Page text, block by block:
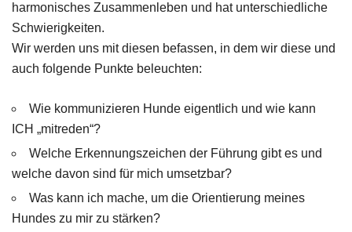
harmonisches Zusammenleben und hat unterschiedliche
Schwierigkeiten.
Wir werden uns mit diesen befassen, in dem wir diese und
auch folgende Punkte beleuchten:
Wie kommunizieren Hunde eigentlich und wie kann
ICH „mitreden“?
Welche Erkennungszeichen der Führung gibt es und
welche davon sind für mich umsetzbar?
Was kann ich mache, um die Orientierung meines
Hundes zu mir zu stärken?